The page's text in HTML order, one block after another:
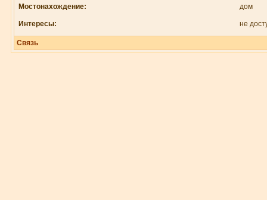
Мостонахождение: дом
Интересы: не
Связь